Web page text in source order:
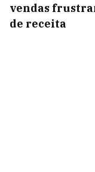
vendas
de receita